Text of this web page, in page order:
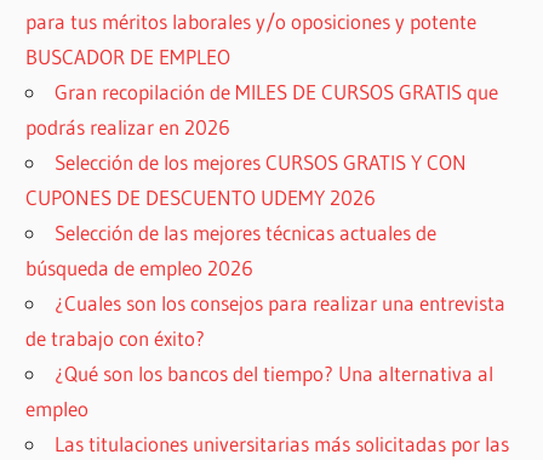
para tus méritos laborales y/o oposiciones y potente
BUSCADOR DE EMPLEO
Gran recopilación de MILES DE CURSOS GRATIS que
podrás realizar en 2026
Selección de los mejores CURSOS GRATIS Y CON
CUPONES DE DESCUENTO UDEMY 2026
Selección de las mejores técnicas actuales de
búsqueda de empleo 2026
¿Cuales son los consejos para realizar una entrevista
de trabajo con éxito?
¿Qué son los bancos del tiempo? Una alternativa al
empleo
Las titulaciones universitarias más solicitadas por las